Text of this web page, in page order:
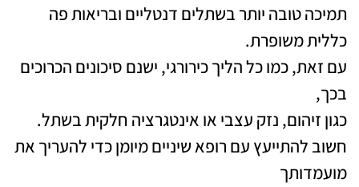
תמיכה טובה יותר בשתלים דנטליים ובריאות פה
כללית משופרת.
עם זאת, כמו כל הליך כירורגי, ישנם סיכונים הכרוכים
בכך,
כגון זיהום, נזק עצבי או אינטגרציה חלקית בשתל.
חשוב להתייעץ עם רופא שיניים מיומן כדי להעריך את
מועמדותך